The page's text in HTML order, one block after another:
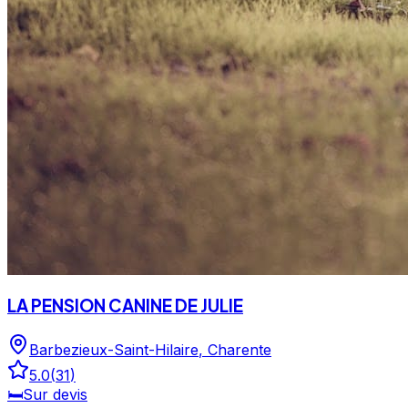
LA PENSION CANINE DE JULIE
Barbezieux-Saint-Hilaire, Charente
5.0(31)
🛏️Sur devis